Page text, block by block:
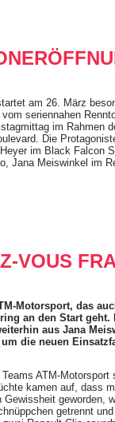
am 26. März
seriennahen
im Rahmen
Die
im Black Falcon
Jana Meiswinkel im
VOUS
Motorsport, das
an den Start geht.
aus Jana
die neuen
ATM-Motorsport
kamen auf, dass
geworden,
getrennt